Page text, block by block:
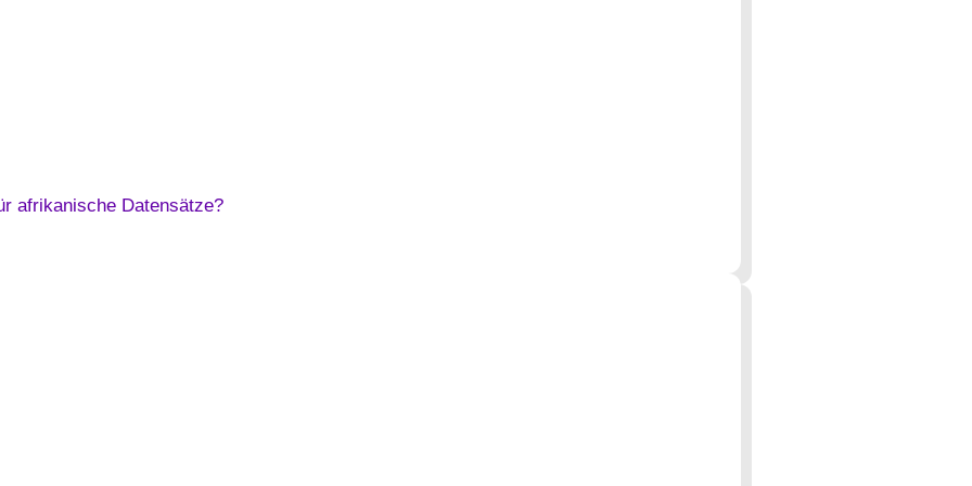
afrikanische Datensätze?